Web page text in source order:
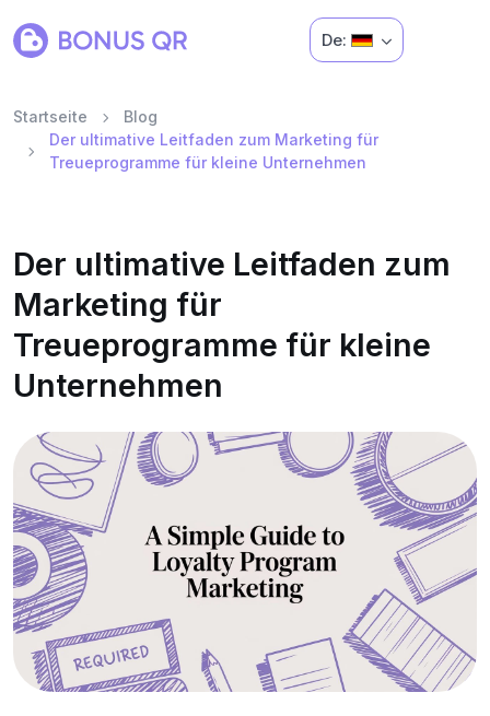
De:
Startseite
Blog
Der ultimative Leitfaden zum Marketing für
Treueprogramme für kleine Unternehmen
Der ultimative Leitfaden zum
Marketing für
Treueprogramme für kleine
Unternehmen